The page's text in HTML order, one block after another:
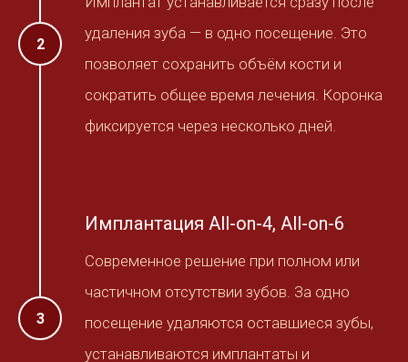
удаления зуба — в одно посещение. Это
позволяет сохранить объём кости и
сократить общее время лечения. Коронка
фиксируется через несколько дней.
Имплантация All-on-4, All-on-6
Современное решение при полном или
частичном отсутствии зубов. За одно
посещение удаляются оставшиеся зубы,
устанавливаются имплантаты и